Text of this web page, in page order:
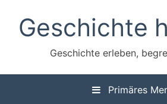
Inhalt
springenGeschichte
Geschichte erleben,
Primäres